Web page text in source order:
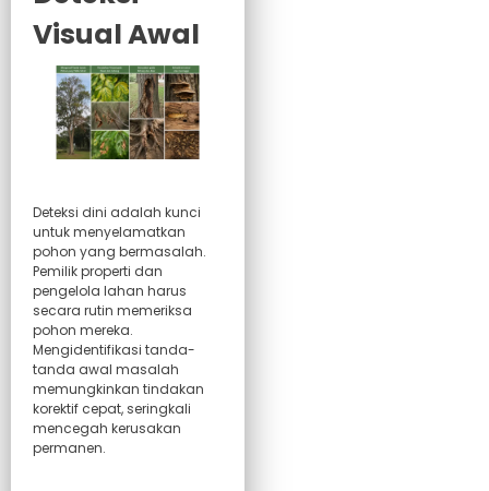
Visual Awal
Deteksi dini adalah kunci
untuk menyelamatkan
pohon yang bermasalah.
Pemilik properti dan
pengelola lahan harus
secara rutin memeriksa
pohon mereka.
Mengidentifikasi tanda-
tanda awal masalah
memungkinkan tindakan
korektif cepat, seringkali
mencegah kerusakan
permanen.